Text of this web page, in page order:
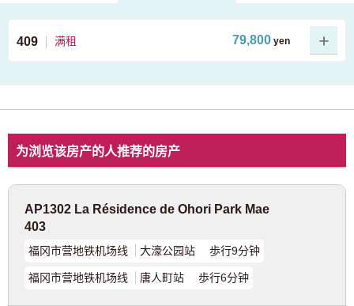
409 满租 79,800 yen
查看照片列表
为浏览该房产的人推荐的房产
AP1302 La Résidence de Ohori Park Mae
403
福冈市营地铁机场线 大濠公园站 歩行9分钟
福冈市营地铁机场线 唐人町站 歩行6分钟